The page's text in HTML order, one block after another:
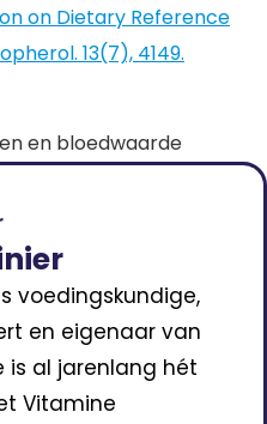
on Dietary Reference
13(7), 4149.
voedingskundige,
en eigenaar van
is al jarenlang hét
Vitamine